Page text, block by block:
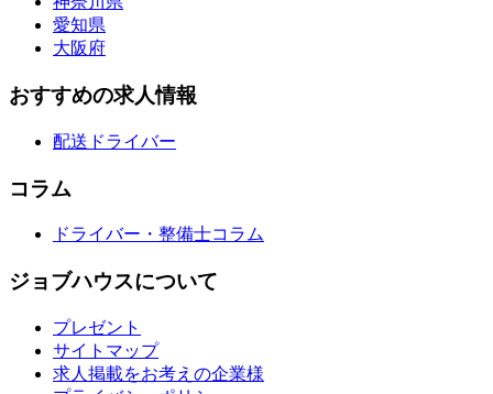
愛知県
大阪府
おすすめの求人情報
配送ドライバー
コラム
ドライバー・整備士コラム
ジョブハウスについて
プレゼント
サイトマップ
求人掲載をお考えの企業様